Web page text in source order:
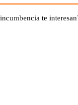
te